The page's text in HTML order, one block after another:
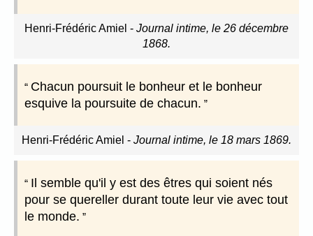
Henri-Frédéric Amiel - Journal intime, le 26 décembre
1868.
Chacun poursuit le bonheur et le bonheur
esquive la poursuite de chacun.
Henri-Frédéric Amiel - Journal intime, le 18 mars 1869.
Il semble qu'il y est des êtres qui soient nés
pour se quereller durant toute leur vie avec tout
le monde.